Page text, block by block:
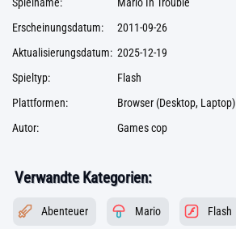
Spielname:
Mario In Trouble
Erscheinungsdatum:
2011-09-26
Aktualisierungsdatum: 2025-12-19
Spieltyp:
Flash
Plattformen:
Browser (Desktop, Laptop)
Autor:
Games cop
Verwandte Kategorien:
Abenteuer Mario Flash